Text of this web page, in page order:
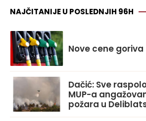
NAJČITANIJE U POSLEDNJIH 96H
Nove cene goriva
Dačić: Sve
MUP-a
požara u